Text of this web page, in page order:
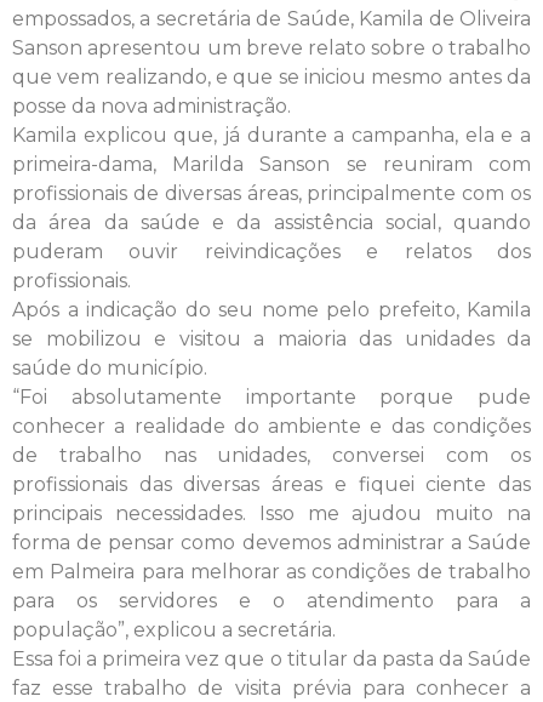
empossados, a secretária de Saúde, Kamila de Oliveira
Sanson apresentou um breve relato sobre o trabalho
que vem realizando, e que se iniciou mesmo antes da
posse da nova administração.
Kamila explicou que, já durante a campanha, ela e a
primeira-dama, Marilda Sanson se reuniram com
profissionais de diversas áreas, principalmente com os
da área da saúde e da assistência social, quando
puderam ouvir reivindicações e relatos dos
profissionais.
Após a indicação do seu nome pelo prefeito, Kamila
se mobilizou e visitou a maioria das unidades da
saúde do município.
“Foi absolutamente importante porque pude
conhecer a realidade do ambiente e das condições
de trabalho nas unidades, conversei com os
profissionais das diversas áreas e fiquei ciente das
principais necessidades. Isso me ajudou muito na
forma de pensar como devemos administrar a Saúde
em Palmeira para melhorar as condições de trabalho
para os servidores e o atendimento para a
população”, explicou a secretária.
Essa foi a primeira vez que o titular da pasta da Saúde
faz esse trabalho de visita prévia para conhecer a